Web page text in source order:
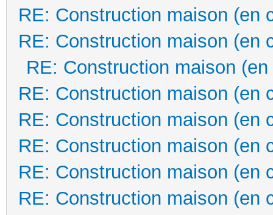
RE: Construction maison (en
RE: Construction maison (en
RE: Construction maison
RE: Construction maison (en
RE: Construction maison (en
RE: Construction maison (en
RE: Construction maison (en
RE: Construction maison (en